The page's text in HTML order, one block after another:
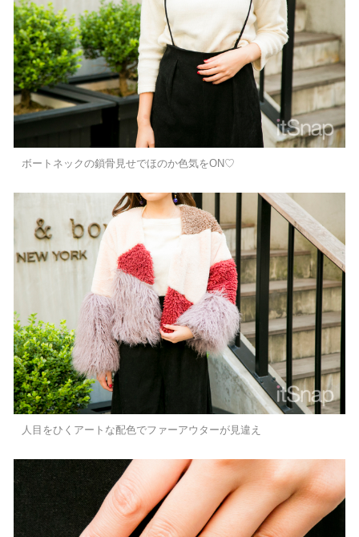
ボートネックの鎖骨見せでほのか色気をON♡
人目をひくアートな配色でファーアウターが見違え